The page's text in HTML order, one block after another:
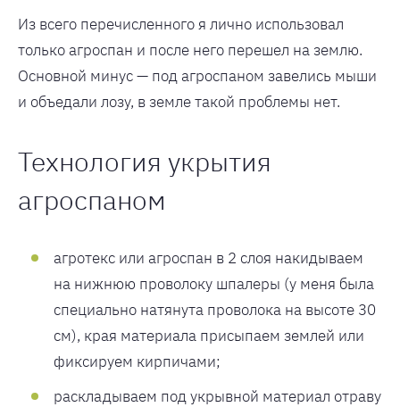
Из всего перечисленного я лично использовал
только агроспан и после него перешел на землю.
Основной минус — под агроспаном завелись мыши
и объедали лозу, в земле такой проблемы нет.
Технология укрытия
агроспаном
агротекс или агроспан в 2 слоя накидываем
на нижнюю проволоку шпалеры (у меня была
специально натянута проволока на высоте 30
см), края материала присыпаем землей или
фиксируем кирпичами;
раскладываем под укрывной материал отраву